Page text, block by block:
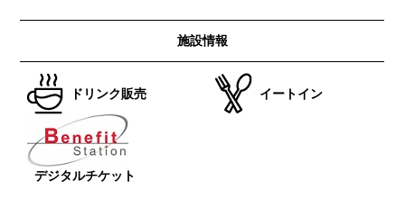
施設情報
ドリンク販売 イートイン
デジタルチケット